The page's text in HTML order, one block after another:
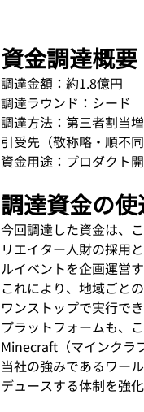
資金調達概要
調達金額：約1.8億円
調達ラウンド：シード
調達方法：第三者割当
引受先（敬称略・順不
資金用途：プロダクト
調達資金の使
今回調達した資金は、
リエイター人財の採用
ルイベントを企画運営
これにより、地域ごと
ワンストップで実行で
プラットフォームも、
Minecraft（マインクラ
当社の強みであるワー
デュースする体制を強